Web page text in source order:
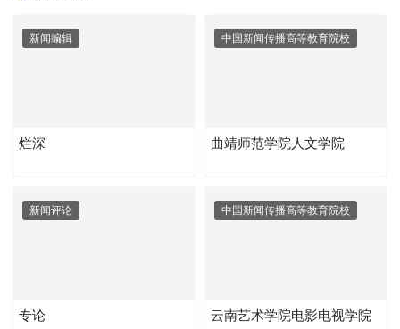
新闻编辑
烂深
中国新闻传播高等教育院校
曲靖师范学院人文学院
新闻评论
专论
中国新闻传播高等教育院校
云南艺术学院电影电视学院